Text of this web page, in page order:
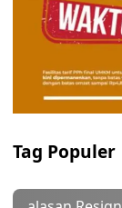
Tag Populer